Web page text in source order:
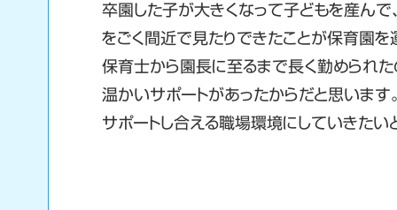
卒園した子が大きくなって子どもを産んで
をごく間近で見たりできたことが保育園
保育士から園長に至るまで長く勤められた
温かいサポートがあったからだと思いま
サポートし合える職場環境にしていきたい